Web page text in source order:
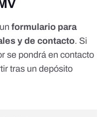
formulario para
y de contacto. Si
se pondrá en contacto
tras un depósito